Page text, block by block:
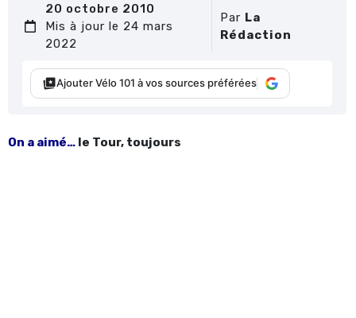
20 octobre 2010
Mis à jour le 24 mars
2022
Par La
Rédaction
Ajouter Vélo 101 à vos sources préférées
On a aimé… le Tour, toujours